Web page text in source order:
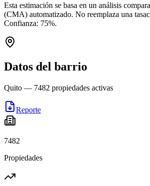
Esta estimación se basa en un análisis
(CMA) automatizado. No reemplaza una
Confianza: 75%.
Datos del barrio
Quito — 7482 propiedades activas
Reporte
7482
Propiedades